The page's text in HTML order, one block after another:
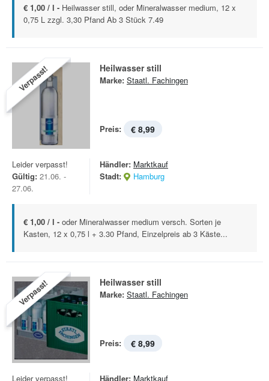
€ 1,00 / l - Heilwasser still, oder Mineralwasser medium, 12 x
0,75 L zzgl. 3,30 Pfand Ab 3 Stück 7.49
Verpasst! Heilwasser still
Marke: Staatl. Fachingen
Preis: € 8,99
Leider verpasst!
Gültig: 21.06. -
27.06.
Händler: Marktkauf
Stadt:
Hamburg
€ 1,00 / l - oder Mineralwasser medium versch. Sorten je
Kasten, 12 x 0,75 l + 3.30 Pfand, Einzelpreis ab 3 Käste...
Verpasst! Heilwasser still
Marke: Staatl. Fachingen
Preis: € 8,99
Leider verpasst!
Händler: Marktkauf